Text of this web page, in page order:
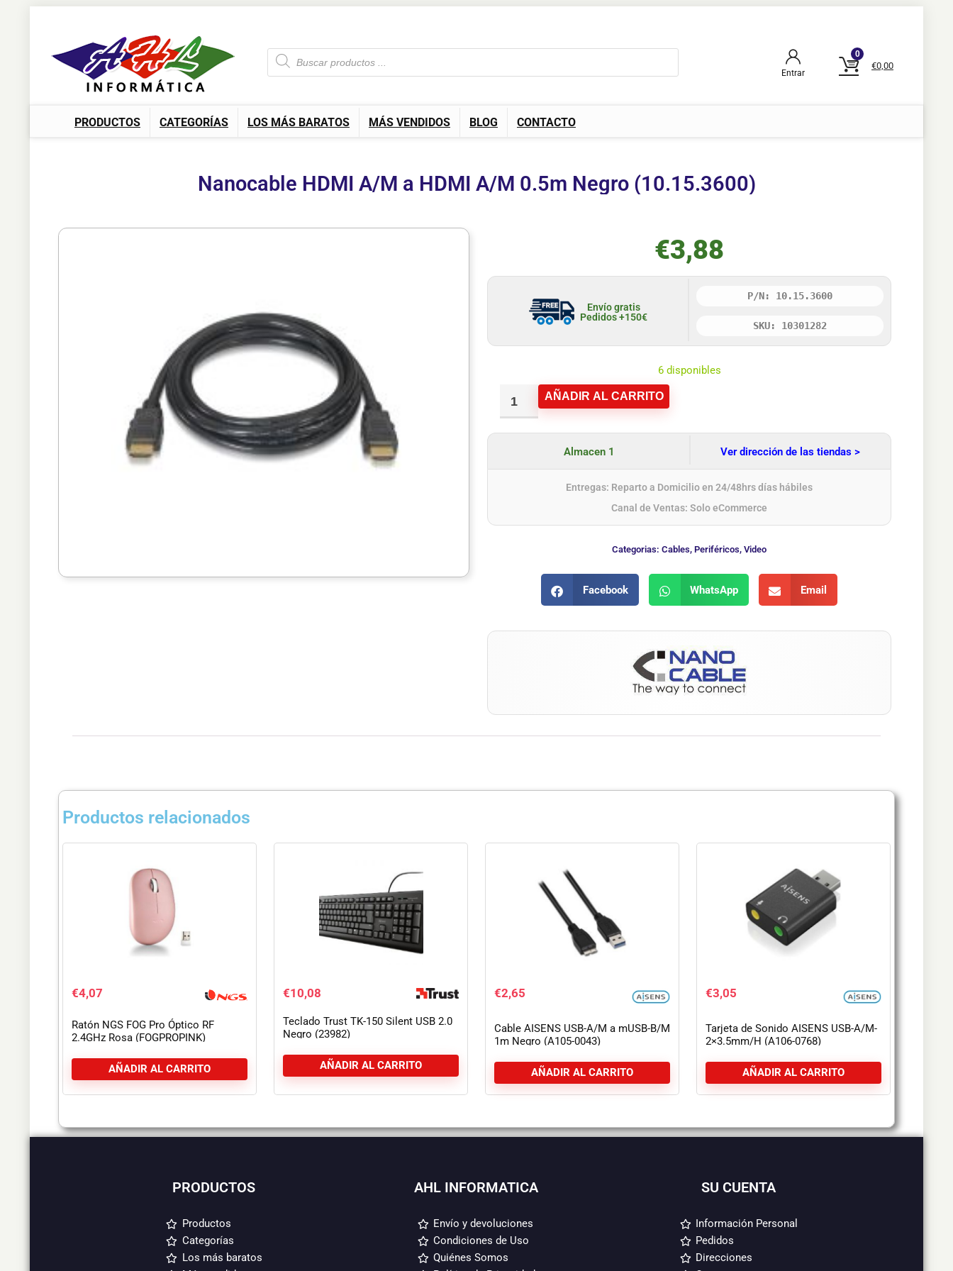
Entrar
0
€0,00
PRODUCTOS CATEGORÍAS LOS MÁS BARATOS MÁS VENDIDOS BLOG CONTACTO
Nanocable HDMI A/M a HDMI A/M 0.5m Negro (10.15.3600)
€3,88
Envío gratis
Pedidos +150€
P/N: 10.15.3600
SKU: 10301282
6 disponibles
AÑADIR AL CARRITO
Almacen 1 Ver dirección de las tiendas >
Entregas: Reparto a Domicilio en 24/48hrs días hábiles
Canal de Ventas: Solo eCommerce
Categorias: Cables, Periféricos, Video
Facebook WhatsApp Email
Productos relacionados
€4,07
Ratón NGS FOG Pro Óptico RF
2.4GHz Rosa (FOGPROPINK)
AÑADIR AL CARRITO
€10,08
Teclado Trust TK-150 Silent USB 2.0
Negro (23982)
AÑADIR AL CARRITO
€2,65
Cable AISENS USB-A/M a mUSB-B/M
1m Negro (A105-0043)
AÑADIR AL CARRITO
€3,05
Tarjeta de Sonido AISENS USB-A/M-
2×3.5mm/H (A106-0768)
AÑADIR AL CARRITO
PRODUCTOS
Productos
Categorías
Los más baratos
AHL INFORMATICA
Envío y devoluciones
Condiciones de Uso
Quiénes Somos
SU CUENTA
Información Personal
Pedidos
Direcciones